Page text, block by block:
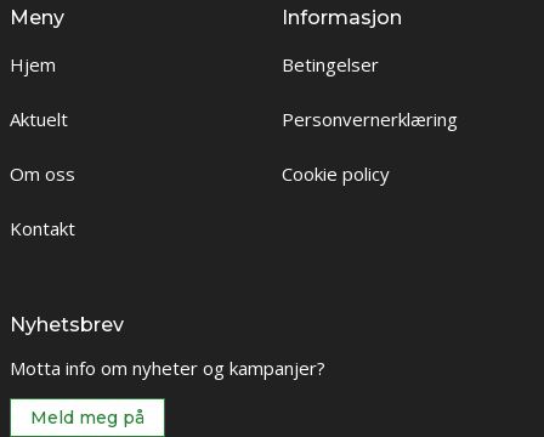
Meny
Hjem
Aktuelt
Om oss
Kontakt
Informasjon
Betingelser
Personvernerklæring
Cookie policy
Nyhetsbrev
Motta info om nyheter og kampanjer?
Meld meg på